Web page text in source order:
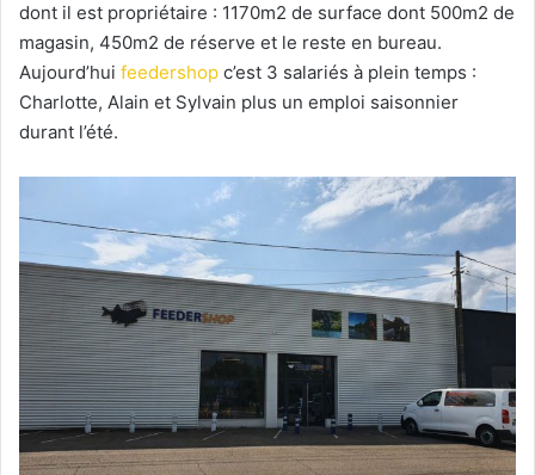
dont il est propriétaire : 1170m2 de surface dont 500m2 de
magasin, 450m2 de réserve et le reste en bureau.
Aujourd’hui feedershop c’est 3 salariés à plein temps :
Charlotte, Alain et Sylvain plus un emploi saisonnier
durant l’été.